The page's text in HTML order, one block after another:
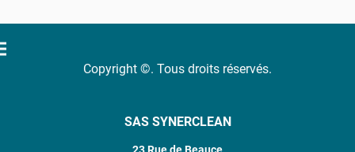
Copyright ©. Tous droits réservés.
SAS SYNERCLEAN